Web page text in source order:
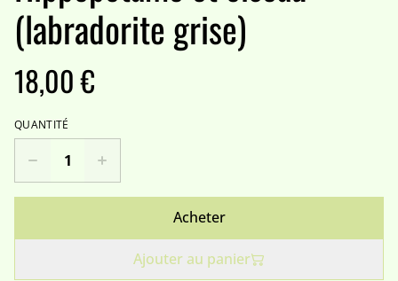
(labradorite grise)
18,00 €
QUANTITÉ
Acheter
Ajouter au panier